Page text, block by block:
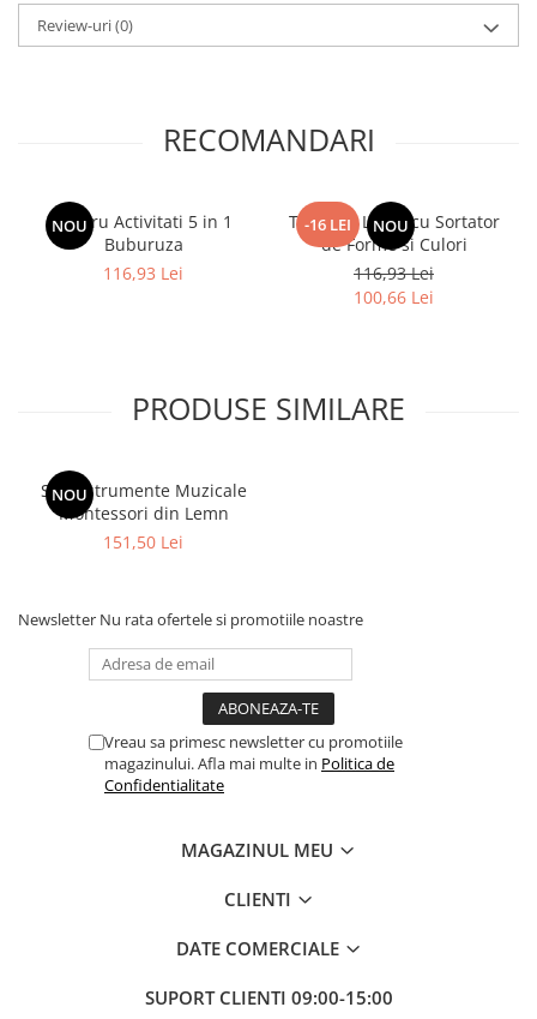
Review-uri(0)
RECOMANDARI
NOU
Centru Activitati 5 in 1
Buburuza
116,93 Lei
-16 LEI NOU
Tren din Lemn cu Sortator
de Forme si Culori
116,93 Lei
100,66 Lei
PRODUSE SIMILARE
NOU
Set Instrumente Muzicale
Montessori din Lemn
151,50 Lei
Newsletter Nu rata ofertele si promotiile noastre
Vreau sa primesc newsletter cu promotiile
magazinului. Afla mai multe in Politica de
Confidentialitate
MAGAZINUL MEU
CLIENTI
DATE COMERCIALE
SUPORT CLIENTI 09:00-15:00